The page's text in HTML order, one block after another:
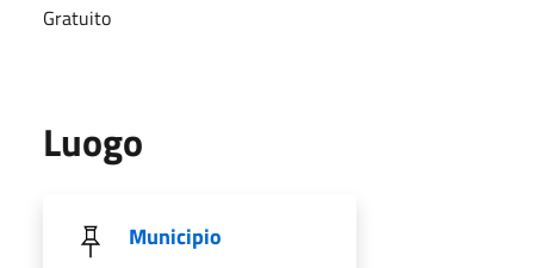
Gratuito
Luogo
Municipio